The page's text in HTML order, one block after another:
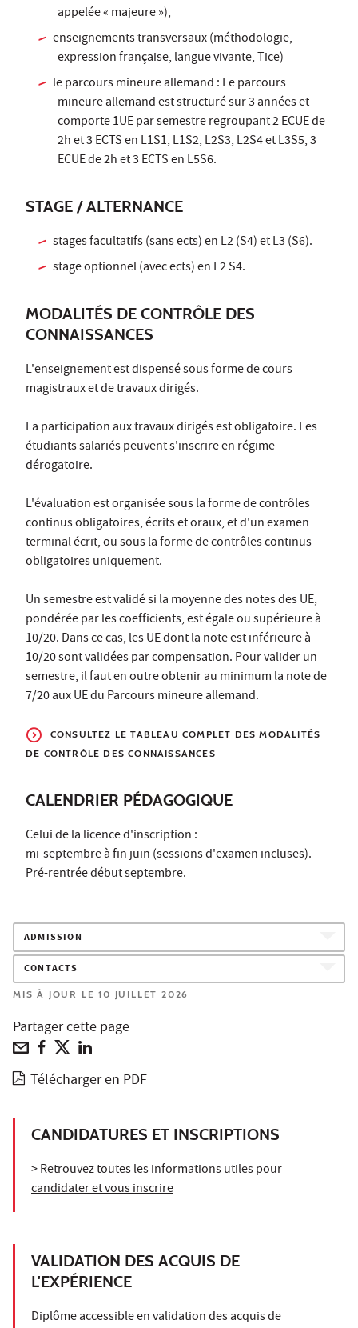
appelée « majeure »),
enseignements transversaux (méthodologie,
expression française, langue vivante, Tice)
le parcours mineure allemand : Le parcours
mineure allemand est structuré sur 3 années et
comporte 1UE par semestre regroupant 2 ECUE de
2h et 3 ECTS en L1S1, L1S2, L2S3, L2S4 et L3S5, 3
ECUE de 2h et 3 ECTS en L5S6.
STAGE / ALTERNANCE
stages facultatifs (sans ects) en L2 (S4) et L3 (S6).
stage optionnel (avec ects) en L2 S4.
MODALITÉS DE CONTRÔLE DES
CONNAISSANCES
L'enseignement est dispensé sous forme de cours
magistraux et de travaux dirigés.
La participation aux travaux dirigés est obligatoire. Les
étudiants salariés peuvent s'inscrire en régime
dérogatoire.
L'évaluation est organisée sous la forme de contrôles
continus obligatoires, écrits et oraux, et d'un examen
terminal écrit, ou sous la forme de contrôles continus
obligatoires uniquement.
Un semestre est validé si la moyenne des notes des UE,
pondérée par les coefficients, est égale ou supérieure à
10/20. Dans ce cas, les UE dont la note est inférieure à
10/20 sont validées par compensation. Pour valider un
semestre, il faut en outre obtenir au minimum la note de
7/20 aux UE du Parcours mineure allemand.
CONSULTEZ LE TABLEAU COMPLET DES MODALITÉS
DE CONTRÔLE DES CONNAISSANCES
CALENDRIER PÉDAGOGIQUE
Celui de la licence d'inscription :
mi-septembre à fin juin (sessions d'examen incluses).
Pré-rentrée début septembre.
ADMISSION
CONTACTS
MIS À JOUR LE 10 JUILLET 2026
Partager cette page
Télécharger en PDF
CANDIDATURES ET INSCRIPTIONS
> Retrouvez toutes les informations utiles pour
candidater et vous inscrire
VALIDATION DES ACQUIS DE
L'EXPÉRIENCE
Diplôme accessible en validation des acquis de